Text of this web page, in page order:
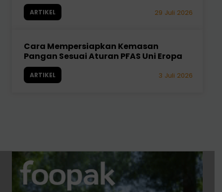
ARTIKEL 29 Juli 2026
Cara Mempersiapkan Kemasan
Pangan Sesuai Aturan PFAS Uni Eropa
ARTIKEL 3 Juli 2026